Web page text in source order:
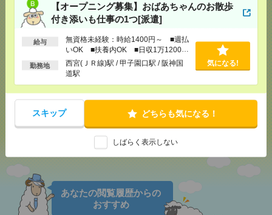
【オープニング募集】おばあちゃんのお散歩
付き添いも仕事の1つ[派遣]
給与
無資格未経験：時給1400円～ ■週払
いOK ■扶養内OK ■日収1万1200円
以上
勤務地
西宮(ＪＲ線)駅 / 甲子園口駅 / 阪神国
道駅
気になる!
スキップ どちらも気になる！
しばらく表示しない
応募ページへ
気になる！
ツイート
あなたの閲覧履歴からの
おすすめ